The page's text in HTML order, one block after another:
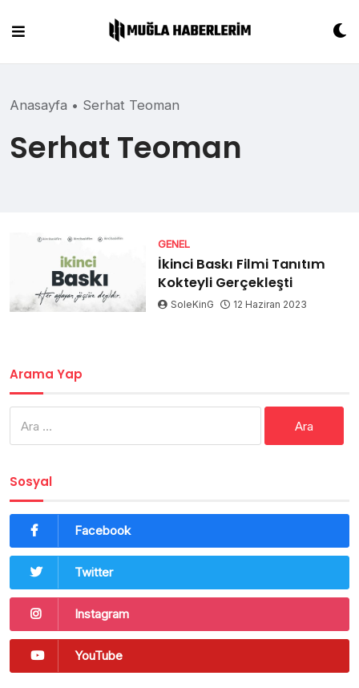
content
Anasayfa • Serhat Teoman
Serhat Teoman
GENEL
İkinci Baskı Filmi Tanıtım
Kokteyli Gerçekleşti
SoleKinG 12 Haziran 2023
Arama Yap
Sosyal
Facebook
Twitter
Instagram
YouTube